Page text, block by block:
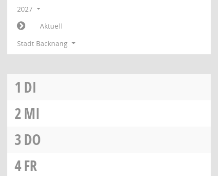
2027
Aktuell
Stadt Backnang
1 DI
2MI
3DO
4FR